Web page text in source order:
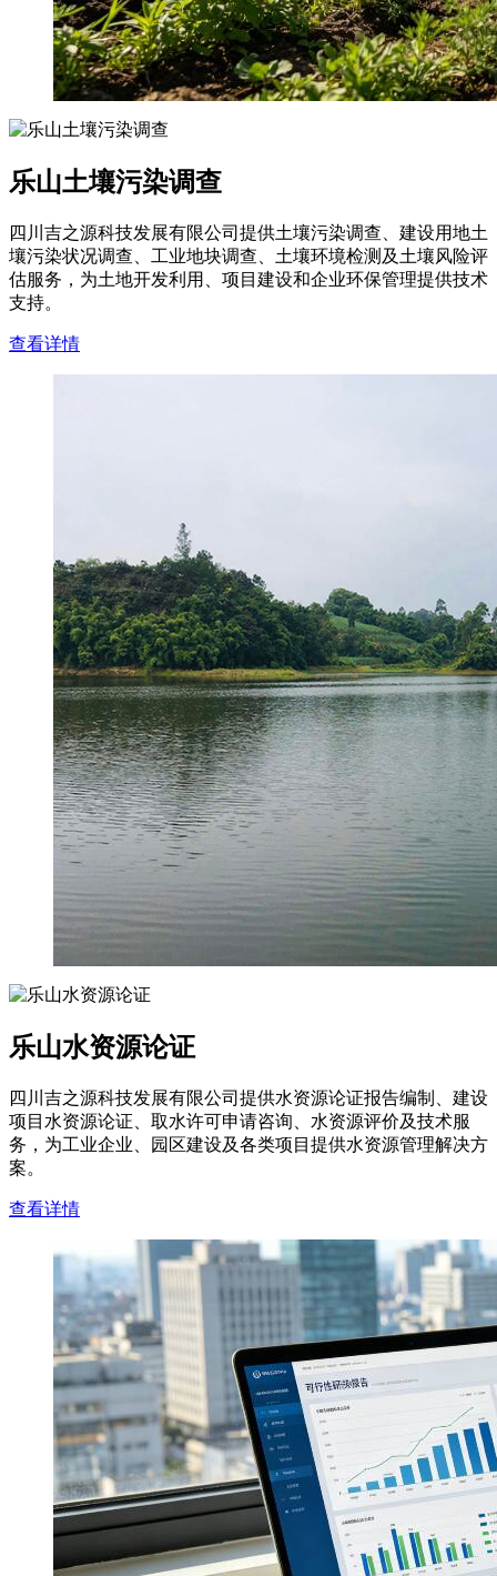
乐山土壤污染调查
四川吉之源科技发展有限公司提供土壤污染调查、建设用地土
壤污染状况调查、工业地块调查、土壤环境检测及土壤风险评
估服务，为土地开发利用、项目建设和企业环保管理提供技术
支持。
查看详情
乐山水资源论证
四川吉之源科技发展有限公司提供水资源论证报告编制、建设
项目水资源论证、取水许可申请咨询、水资源评价及技术服
务，为工业企业、园区建设及各类项目提供水资源管理解决方
案。
查看详情